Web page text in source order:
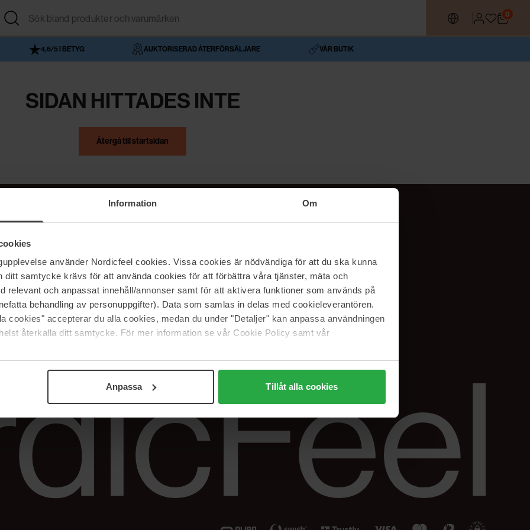
Information Om
använder Nordicfeel cookies. Vissa cookies är nödvändiga för att du ska kunna
ditt samtycke krävs för att använda cookies för att förbättra våra tjänster, mäta och
relevant och anpassat innehåll/annonser samt för att aktivera funktioner som används på
behandling av personuppgifter). Data som samlas in delas med cookieleverantören.
cookies" accepterar du alla cookies, medan du under "Detaljer" kan anpassa användningen
återkalla ditt samtycke. För mer information se vår Cookie Policy samt vår
Anpassa Tillåt alla cookies
0
4,6/5 I BETYG AUKTORISERAD ÅTERFÖRSÄLJARE VÅR BUTIK
SIDAN HITTADES INTE
Återgå till startsidan
NordicFeel
Vår butik
Våra varumärken
Jobba hos oss
Samarbeta med oss
The Beauty Edit
Hjälp
FAQ
Spåra min beställning
Returer &
reklamationer
Följ oss
Facebook
Instagram
Linkedin